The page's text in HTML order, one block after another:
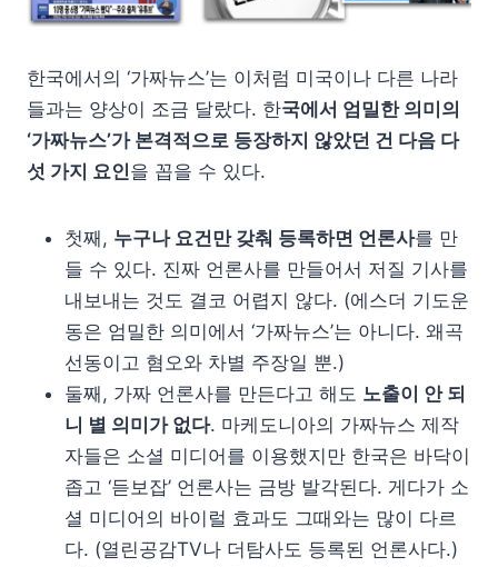
한국에서의 ‘가짜뉴스’는 이처럼 미국이나 다른 나라
들과는 양상이 조금 달랐다. 한국에서 엄밀한 의미의
‘가짜뉴스’가 본격적으로 등장하지 않았던 건 다음 다
섯 가지 요인을 꼽을 수 있다.
첫째, 누구나 요건만 갖춰 등록하면 언론사를 만
들 수 있다. 진짜 언론사를 만들어서 저질 기사를
내보내는 것도 결코 어렵지 않다. (에스더 기도운
동은 엄밀한 의미에서 ‘가짜뉴스’는 아니다. 왜곡
선동이고 혐오와 차별 주장일 뿐.)
둘째, 가짜 언론사를 만든다고 해도 노출이 안 되
니 별 의미가 없다. 마케도니아의 가짜뉴스 제작
자들은 소셜 미디어를 이용했지만 한국은 바닥이
좁고 ‘듣보잡’ 언론사는 금방 발각된다. 게다가 소
셜 미디어의 바이럴 효과도 그때와는 많이 다르
다. (열린공감TV나 더탐사도 등록된 언론사다.)